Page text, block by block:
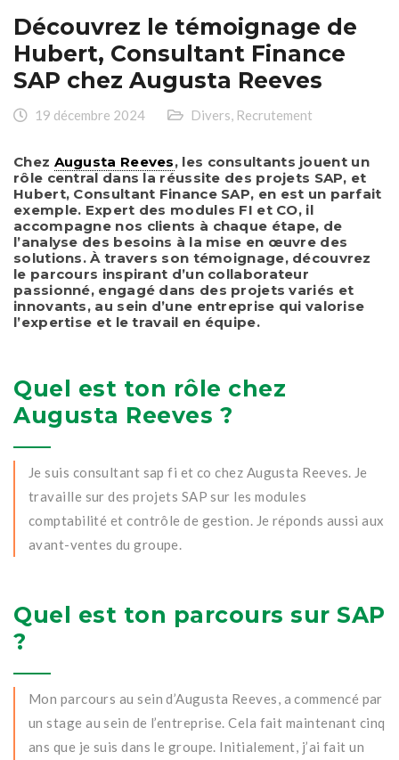
Découvrez le témoignage de
Hubert, Consultant Finance
SAP chez Augusta Reeves
19 décembre 2024 Divers, Recrutement
Chez Augusta Reeves, les consultants jouent un
rôle central dans la réussite des projets SAP, et
Hubert, Consultant Finance SAP, en est un parfait
exemple. Expert des modules FI et CO, il
accompagne nos clients à chaque étape, de
l’analyse des besoins à la mise en œuvre des
solutions. À travers son témoignage, découvrez
le parcours inspirant d’un collaborateur
passionné, engagé dans des projets variés et
innovants, au sein d’une entreprise qui valorise
l’expertise et le travail en équipe.
Quel est ton rôle chez
Augusta Reeves ?
Je suis consultant sap fi et co chez Augusta Reeves. Je
travaille sur des projets SAP sur les modules
comptabilité et contrôle de gestion. Je réponds aussi aux
avant-ventes du groupe.
Quel est ton parcours sur SAP
?
Mon parcours au sein d’Augusta Reeves, a commencé par
un stage au sein de l’entreprise. Cela fait maintenant cinq
ans que je suis dans le groupe. Initialement, j’ai fait un